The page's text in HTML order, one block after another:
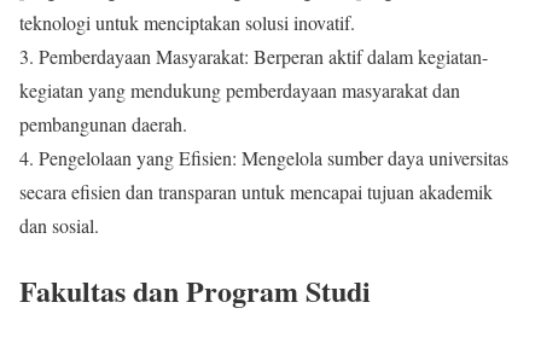
teknologi untuk menciptakan solusi inovatif.
3. Pemberdayaan Masyarakat: Berperan aktif dalam kegiatan-
kegiatan yang mendukung pemberdayaan masyarakat dan
pembangunan daerah.
4. Pengelolaan yang Efisien: Mengelola sumber daya universitas
secara efisien dan transparan untuk mencapai tujuan akademik
dan sosial.
Fakultas dan Program Studi